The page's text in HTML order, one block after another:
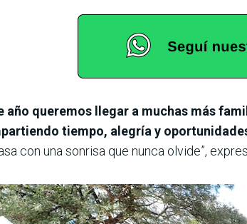
año queremos llegar a muchas más
tiempo, alegría y
con una sonrisa que nunca olvide”,